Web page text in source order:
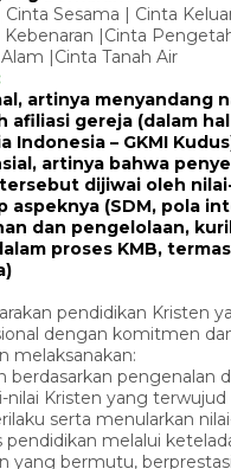
Cinta Sesama | Cinta
Kebenaran |Cinta
|Cinta Tanah Air
artinya menyandang
afiliasi gereja (dalam
Indonesia – GKMI
artinya bahwa
dijiwai oleh
aspeknya (SDM, pola
dan pengelolaan,
proses KMB,
pendidikan Kristen
dengan komitmen
melaksanakan:
berdasarkan pengenalan
nilai Kristen yang
serta menularkan
pendidikan melalui
yang bermutu,